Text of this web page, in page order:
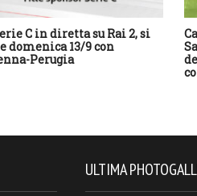
C in diretta su Rai 2, si
domenica 13/9 con
Perugia
ULTIMA